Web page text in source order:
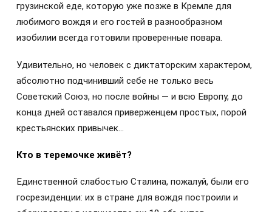
грузинской еде, которую уже позже в Кремле для
любимого вождя и его гостей в разнообразном
изобилии всегда готовили проверенные повара.
Удивительно, но человек с диктаторским характером,
абсолютно подчинивший себе не только весь
Советский Союз, но после войны — и всю Европу, до
конца дней оставался приверженцем простых, порой
крестьянских привычек…
Кто в теремочке живёт?
Единственной слабостью Сталина, пожалуй, были его
госрезиденции: их в стране для вождя построили и